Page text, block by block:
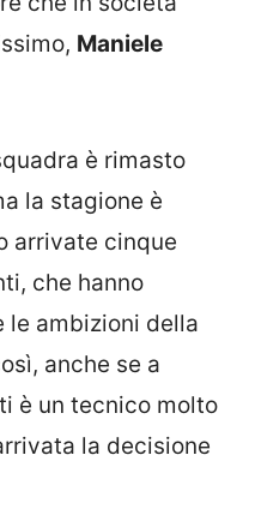
Maniele
è rimasto
la stagione è
arrivate cinque
che hanno
le ambizioni della
anche se a
è un tecnico molto
la decisione